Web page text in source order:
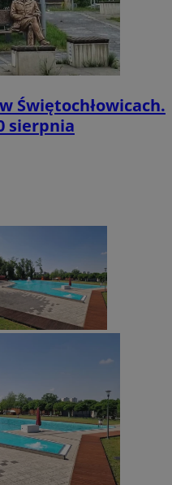
Świętochłowicach.
sierpnia